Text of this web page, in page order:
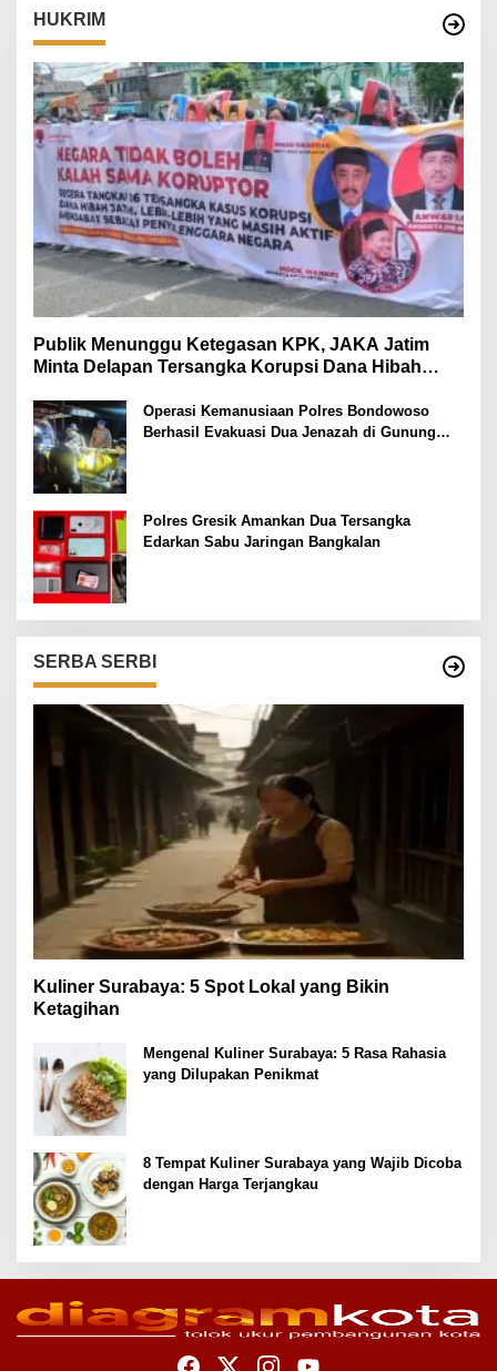
HUKRIM
Publik Menunggu Ketegasan KPK, JAKA Jatim
Minta Delapan Tersangka Korupsi Dana Hibah
Operasi Kemanusiaan Polres Bondowoso
Berhasil Evakuasi Dua Jenazah di Gunung
Polres Gresik Amankan Dua Tersangka
Edarkan Sabu Jaringan Bangkalan
SERBA SERBI
Kuliner Surabaya: 5 Spot Lokal yang Bikin
Ketagihan
Mengenal Kuliner Surabaya: 5 Rasa Rahasia
yang Dilupakan Penikmat
8 Tempat Kuliner Surabaya yang Wajib Dicoba
dengan Harga Terjangkau